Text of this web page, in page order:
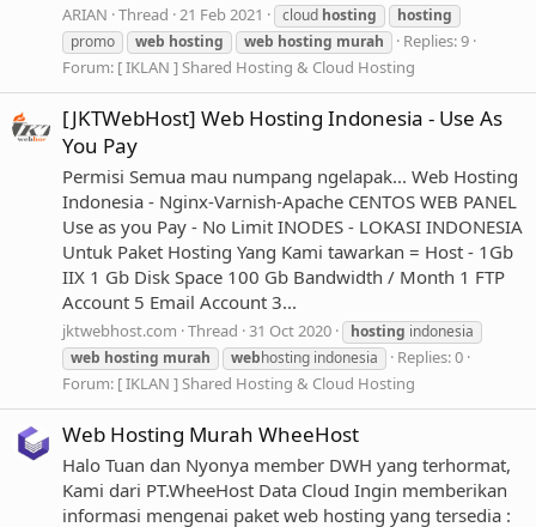
ARIAN Thread 21 Feb 2021 cloud hosting
hosting
promo
web hosting web hosting murah
Replies: 9
Forum: [ IKLAN ] Shared Hosting & Cloud Hosting
[JKTWebHost] Web Hosting Indonesia - Use As
You Pay
Permisi Semua mau numpang ngelapak... Web Hosting
Indonesia - Nginx-Varnish-Apache CENTOS WEB PANEL
Use as you Pay - No Limit INODES - LOKASI INDONESIA
Untuk Paket Hosting Yang Kami tawarkan = Host - 1Gb
IIX 1 Gb Disk Space 100 Gb Bandwidth / Month 1 FTP
Account 5 Email Account 3...
jktwebhost.com Thread 31 Oct 2020 hosting indonesia
web hosting murah webhosting indonesia
Replies: 0
Forum: [ IKLAN ] Shared Hosting & Cloud Hosting
Web Hosting Murah WheeHost
Halo Tuan dan Nyonya member DWH yang terhormat,
Kami dari PT.WheeHost Data Cloud Ingin memberikan
informasi mengenai paket web hosting yang tersedia :